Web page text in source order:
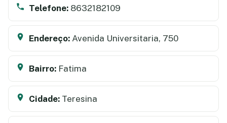
Telefone: 8632182109
Endereço: Avenida Universitaria, 750
Bairro: Fatima
Cidade: Teresina